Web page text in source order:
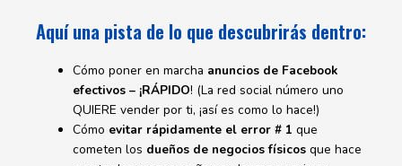
Aquí una pista de lo que descubrirás dentro:
Cómo poner en marcha anuncios de Facebook
efectivos – ¡RÁPIDO! (La red social número uno
QUIERE vender por ti, ¡así es como lo hace!)
Cómo evitar rápidamente el error # 1 que
cometen los dueños de negocios físicos que hace